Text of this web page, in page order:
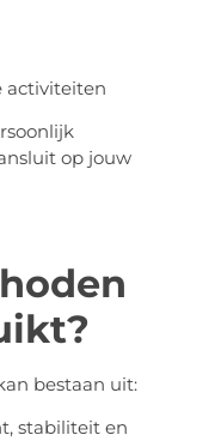
activiteiten
op jouw
bestaan uit:
stabiliteit en